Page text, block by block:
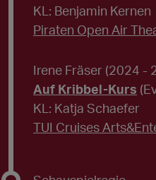
KL: Benjamin Kernen
Piraten Open Air
Irene Fräser (2024 -
Auf Kribbel-Kurs
KL: Katja Schaefer
TUI Cruises